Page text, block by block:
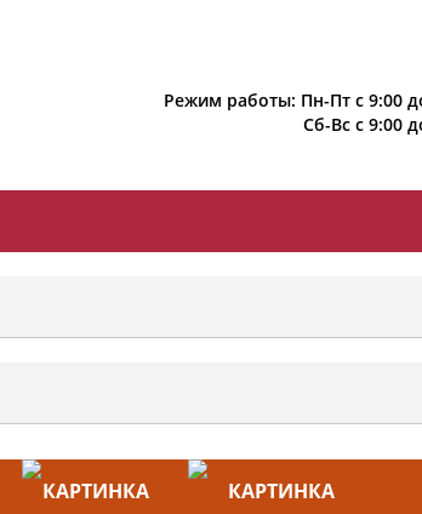
Режим работы: Пн-Пт с 9:00
Сб-Вс с 9:00